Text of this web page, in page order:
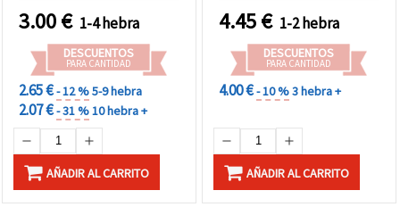
3.00€ 1-4 hebra
DESCUENTOS
PARA CANTIDAD
2.65 €- 12 %5-9 hebra
2.07 €- 31 %10 hebra +
AÑADIR AL CARRITO
bisutería y manualidades
4.45€ 1-2 hebra
DESCUENTOS
PARA CANTIDAD
4.00 €- 10 %3 hebra +
AÑADIR AL CARRITO